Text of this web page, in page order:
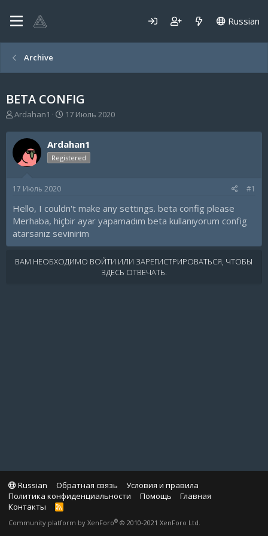
Russian
Archive
BETA CONFIG
А
т
о
р
т
м
Ardahan1
Д
т
а
н
а
17 Июль 2020
Ardahan1
Registered
17 Июль 2020 #1
Hello, I couldn't make any settings. beta config please
Merhaba, hiçbir ayar yapamadım beta kullanıyorum config
atarsanız sevinirim
ВАМ НЕОБХОДИМО ВОЙТИ ИЛИ ЗАРЕГИСТРИРОВАТЬСЯ, ЧТОБЫ
ЗДЕСЬ ОТВЕЧАТЬ.
Russian Обратная связь
Условия и правила
Политика конфиденциальности
Помощь
Главная
Контакты
R
S
Community platform by XenForo® © 2010-2021 XenForo Ltd.